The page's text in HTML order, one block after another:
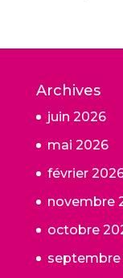
Archives
juin 2026
mai 2026
février
novembre
octobre
septembre